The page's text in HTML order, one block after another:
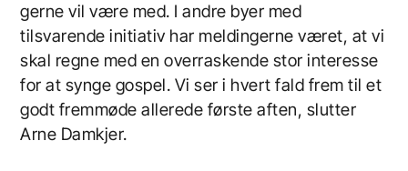
gerne vil være med. I andre byer med
tilsvarende initiativ har meldingerne været, at vi
skal regne med en overraskende stor interesse
for at synge gospel. Vi ser i hvert fald frem til et
godt fremmøde allerede første aften, slutter
Arne Damkjer.